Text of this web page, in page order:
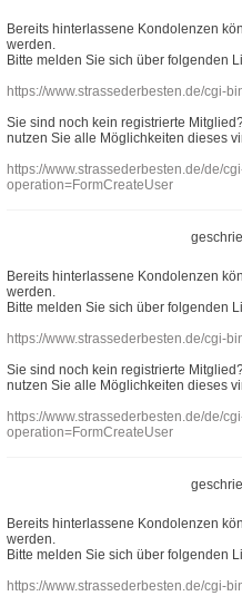
Bereits hinterlassene Kondolenzen
werden.
Bitte melden Sie sich über folgenden
https://www.strassederbesten.de/cgi-
Sie sind noch kein registrierte
nutzen Sie alle Möglichkeiten dieses
https://www.strassederbesten.de/de/
operation=FormCreateUser
Bereits hinterlassene Kondolenzen
werden.
Bitte melden Sie sich über folgenden
https://www.strassederbesten.de/cgi-
Sie sind noch kein registrierte
nutzen Sie alle Möglichkeiten dieses
https://www.strassederbesten.de/de/
operation=FormCreateUser
Bereits hinterlassene Kondolenzen
werden.
Bitte melden Sie sich über folgenden
https://www.strassederbesten.de/cgi-